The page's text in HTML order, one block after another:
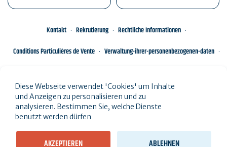
Kontakt Rekrutierung
Rechtliche Informationen
Conditions Particulières de Vente
Verwaltung-ihrer-personenbezogenen-daten
Diese Webseite verwendet 'Cookies' um Inhalte
und Anzeigen zu personalisieren und zu
analysieren. Bestimmen Sie, welche Dienste
benutzt werden dürfen
AKZEPTIEREN ABLEHNEN